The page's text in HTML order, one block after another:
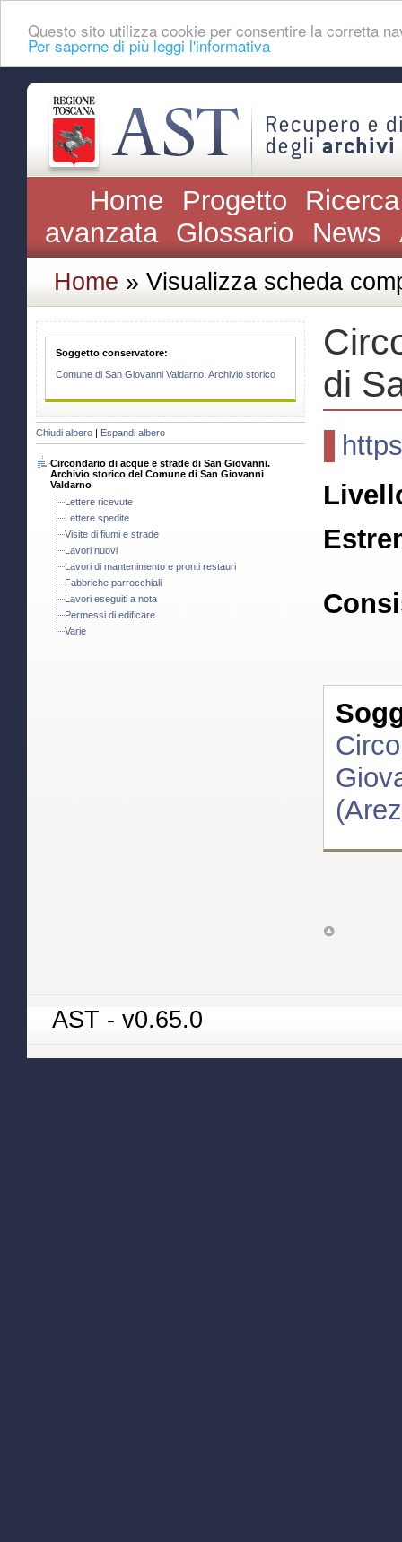
Questo sito utilizza cookie per consentire la corretta
Per saperne di più leggi l'informativa
Home Progetto
avanzata Glossario News
Home » Visualizza scheda
Soggetto conservatore:
Comune di San Giovanni Valdarno. Archivio storico
Chiudi albero Espandi albero
Circondario di acque e strade di San Giovanni.
Archivio storico del Comune di San Giovanni
Valdarno
Lettere ricevute
Lettere spedite
Visite di fiumi e strade
Lavori nuovi
Lavori di mantenimento e pronti restauri
Fabbriche parrocchiali
Lavori eseguiti a nota
Permessi di edificare
Varie
di
AST - v0.65.0